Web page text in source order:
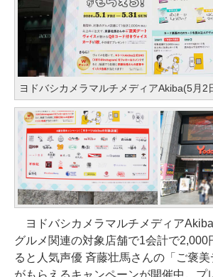
ヨドバシカメラマルチメディアAkiba(5月2
ヨドバシカメラマルチメディア
グルメ関連の対象店舗で1会計で2,000
ると人気声優 斉藤壮馬さんの「ご褒美
がもらえるキャンペーンが開催中。プ